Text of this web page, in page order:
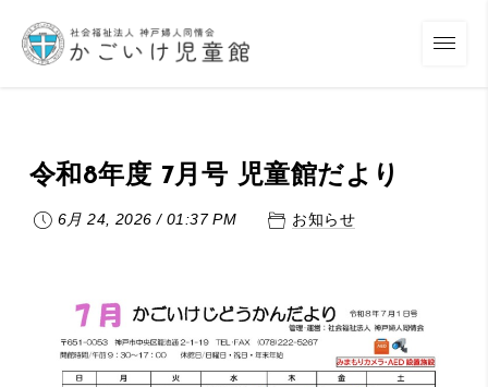
令和8年度 7月号 児童館だより
6月 24, 2026 / 01:37 PM お知らせ